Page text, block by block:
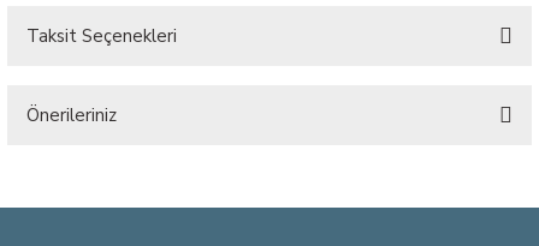
Taksit Seçenekleri
Önerileriniz